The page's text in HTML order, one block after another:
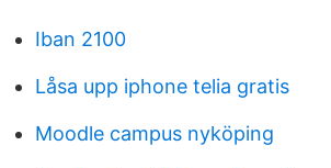
Iban 2100
Låsa upp iphone telia gratis
Moodle campus nyköping